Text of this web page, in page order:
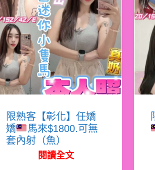
限熟客【彰化】任嬌
嬌
馬來$1800.可無
套內射（魚）
閱讀全文